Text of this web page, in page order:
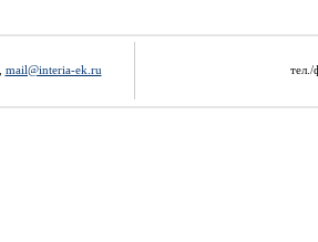
mail@interia-ek.ru